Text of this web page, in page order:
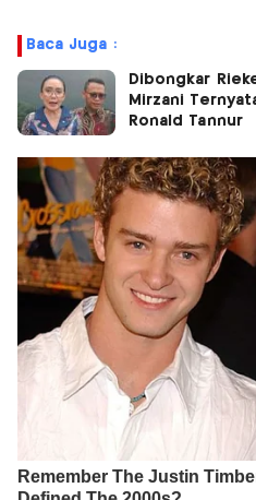
Baca Juga :
Dibongkar
Mirzani
Ronald Tannur